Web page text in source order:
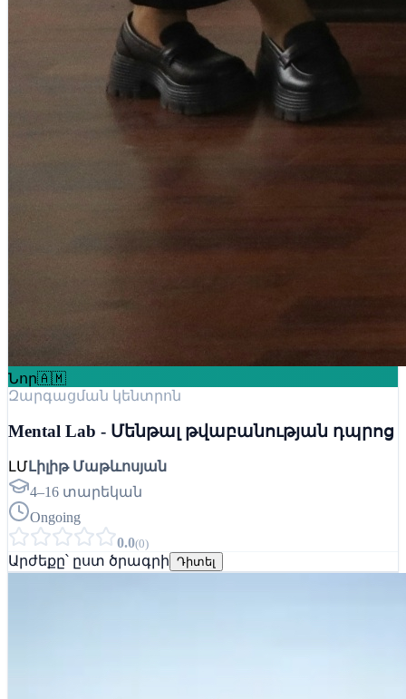
Նոր🇦🇲
Զարգացման կենտրոն
Mental Lab - Մենթալ թվաբանության դպրոց
ԼՄԼիլիթ Մաթևոսյան
4–16 տարեկան
Ongoing
0.0(0)
Արժեքը՝ ըստ ծրագրի Դիտել